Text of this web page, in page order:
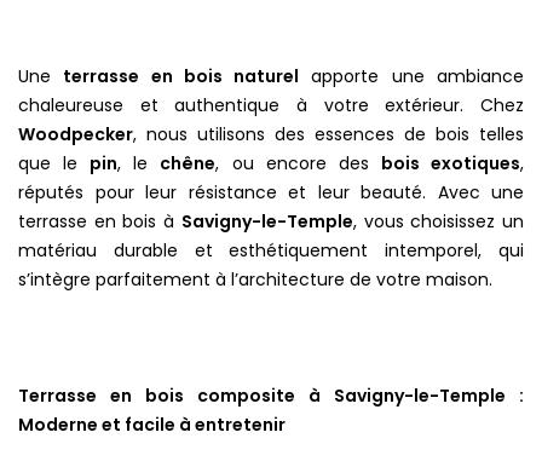
Une terrasse en bois naturel apporte une ambiance
chaleureuse et authentique à votre extérieur. Chez
Woodpecker, nous utilisons des essences de bois telles
que le pin, le chêne, ou encore des bois exotiques,
réputés pour leur résistance et leur beauté. Avec une
terrasse en bois à Savigny-le-Temple, vous choisissez un
matériau durable et esthétiquement intemporel, qui
s’intègre parfaitement à l’architecture de votre maison.
Terrasse en bois composite à Savigny-le-Temple :
Moderne et facile à entretenir